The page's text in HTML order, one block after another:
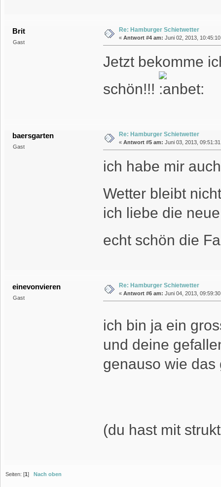
Brit
Gast
Re: Hamburger Schietwetter
« Antwort #4 am: Juni 02, 2013,
Jetzt bekomme
schön!!!
baersgarten
Gast
Re: Hamburger Schietwetter
« Antwort #5 am: Juni 03, 2013,
ich habe mir
Wetter bleibt
ich liebe die
echt schön die
einevonvieren
Gast
Re: Hamburger Schietwetter
« Antwort #6 am: Juni 04, 2013,
ich bin ja ein
und deine
genauso wie das
(du hast mit
Seiten: [1]Nach oben